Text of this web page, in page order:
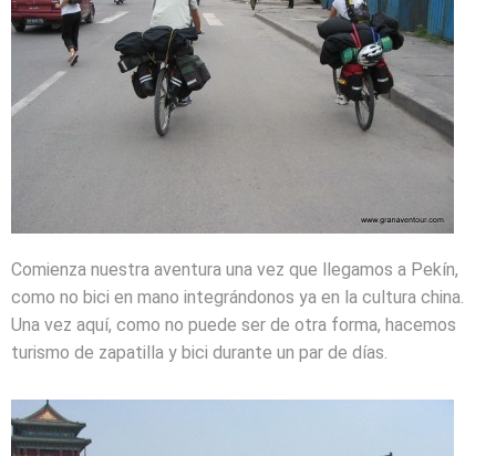
Comienza nuestra aventura una vez que llegamos a Pekín,
como no bici en mano integrándonos ya en la cultura china.
Una vez aquí, como no puede ser de otra forma, hacemos
turismo de zapatilla y bici durante un par de días.